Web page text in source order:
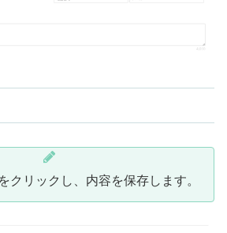
クリックし、内容を保存します。